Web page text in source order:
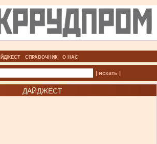
СПРАВОЧНИК О НАС
| искать |
ДАЙДЖЕСТ